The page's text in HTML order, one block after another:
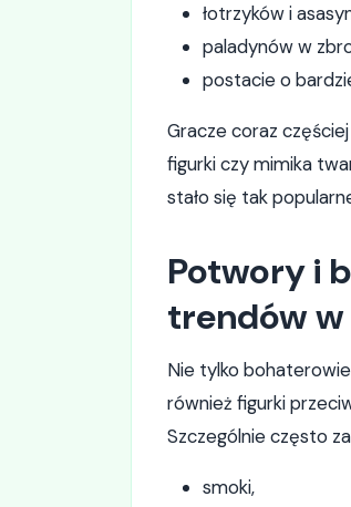
łotrzyków i
paladynów w
postacie o
Gracze coraz
figurki czy mimika
stało się tak
Potwory i
trendów
Nie tylko
również figurki
Szczególnie często
smoki,